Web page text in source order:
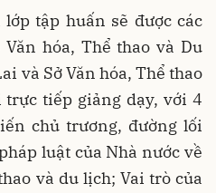
tập huấn sẽ được các
hóa, Thể thao và Du
và Sở Văn hóa, Thể thao
tiếp giảng dạy, với 4
chủ trương, đường lối
luật của Nhà nước về
và du lịch; Vai trò của